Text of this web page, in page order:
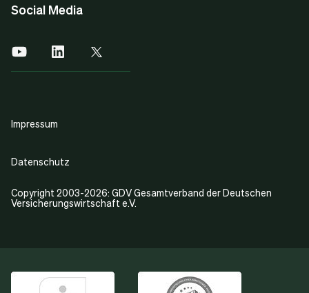
Social Media
Copyright 2003-2026: GDV Gesamtverband der Deutschen
Versicherungswirtschaft e.V.
Impressum
Datenschutz